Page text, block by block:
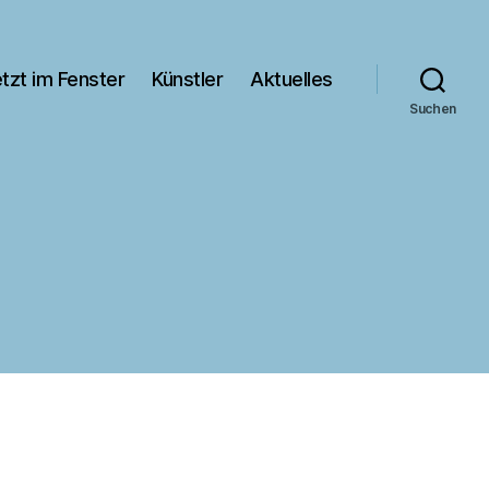
im Fenster Künstler Aktuelles
Suchen